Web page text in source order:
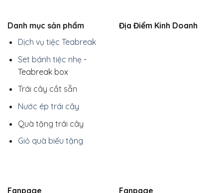
Danh mục sản phẩm
Dịch vụ tiệc Teabreak
Set bánh tiệc nhẹ-
Teabreak box
Trái cây cắt sẵn
Nước ép trái cây
Quà tặng trái cây
Giỏ quà biếu tặng
Địa Điểm Kinh Doanh
Fanpage Fanpage